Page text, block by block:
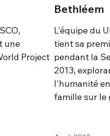
une
Project
Bethléem
L'équipe du
tient sa
pendant la
2013,
l'humanité
famille sur le